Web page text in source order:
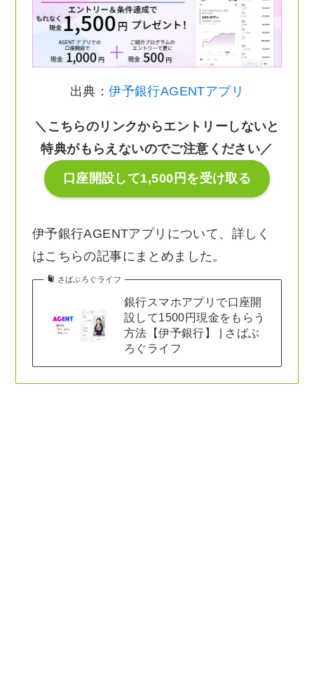
出典：伊予銀行AGENTアプリ
＼こちらのリンクからエントリーしないと
特典がもらえないのでご注意ください／
口座開設して1,500円を受け取る
伊予銀行AGENTアプリについて、詳しく
はこちらの記事にまとめました。
さばぶろぐライフ
銀行スマホアプリで口座開
設して1500円現金をもらう
方法【伊予銀行】 | さばぶ
ろぐライフ